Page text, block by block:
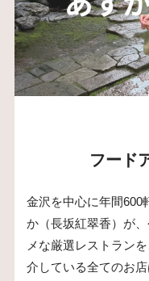
フード
金沢を中心に年間600
か（長坂紅翠香）が
メな厳選レストラン
介している全てのお